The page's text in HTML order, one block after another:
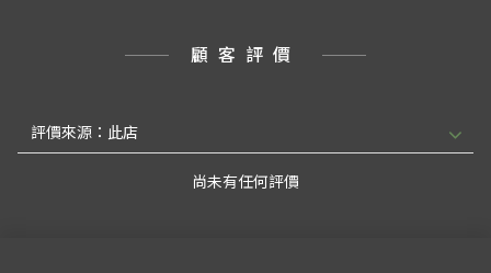
顧客評價
尚未有任何評價